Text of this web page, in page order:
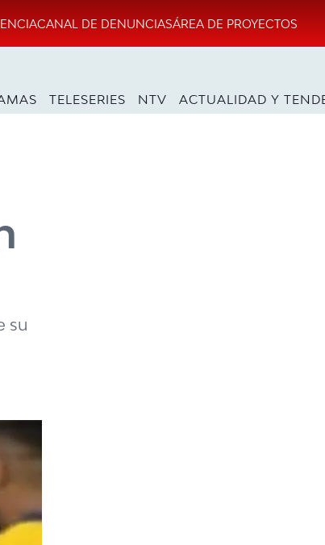
CANAL DE DENUNCIASÁREA DE PROYECTOS
TELESERIES NTV ACTUALIDAD Y
su